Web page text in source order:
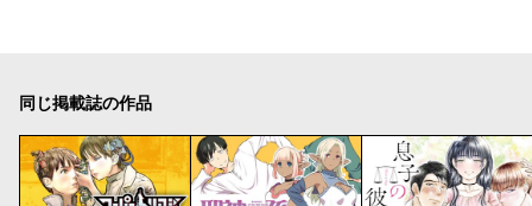
同じ掲載誌の作品